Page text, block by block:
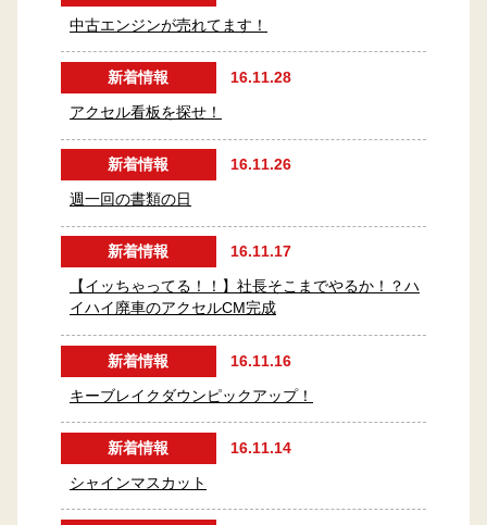
中古エンジンが売れてます！
新着情報 16.11.28
アクセル看板を探せ！
新着情報 16.11.26
週一回の書類の日
新着情報 16.11.17
【イッちゃってる！！】社長そこまでやるか！？ハ
イハイ廃車のアクセルCM完成
新着情報 16.11.16
キーブレイクダウンピックアップ！
新着情報 16.11.14
シャインマスカット